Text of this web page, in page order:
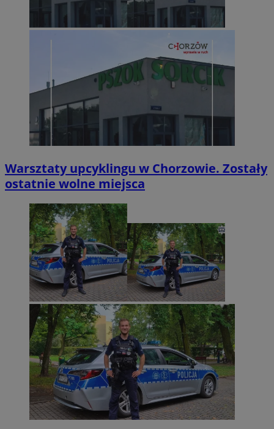
Warsztaty upcyklingu w Chorzowie. Zostały
ostatnie wolne miejsca